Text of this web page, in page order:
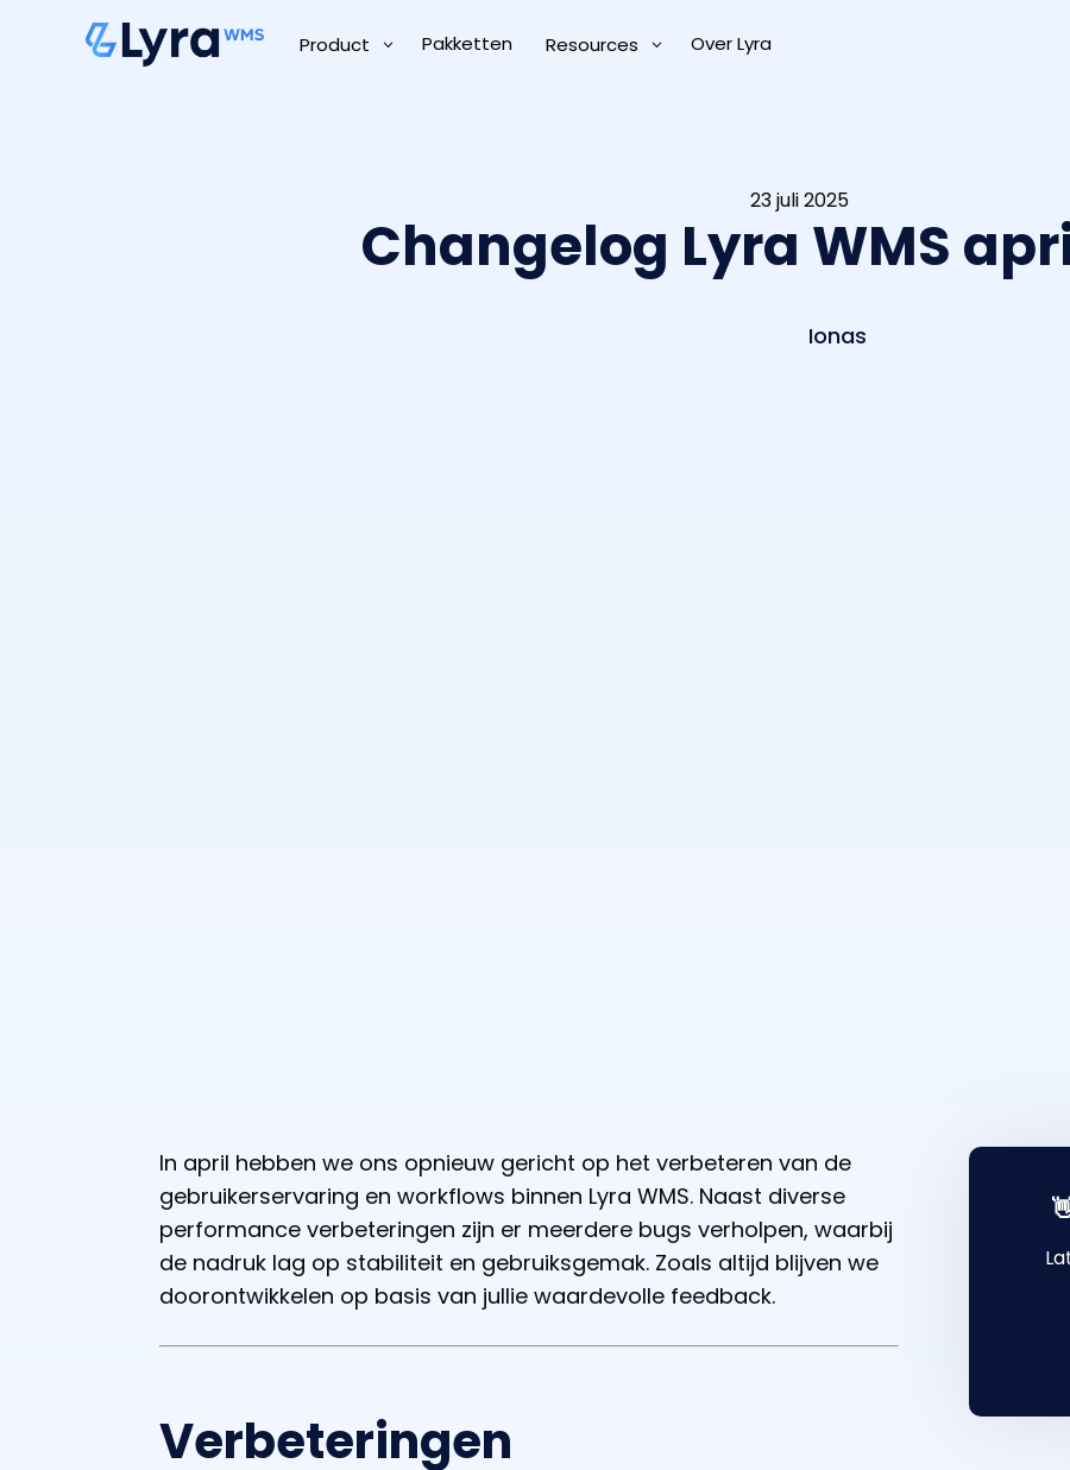
Product Pakketten Resources Over Lyra
23 juli 2025
Changelog Lyra WMS
Ionas
In april hebben we ons opnieuw gericht op het verbeteren van de
gebruikerservaring en workflows binnen Lyra WMS. Naast diverse
performance verbeteringen zijn er meerdere bugs verholpen, waarbij
de nadruk lag op stabiliteit en gebruiksgemak. Zoals altijd blijven we
doorontwikkelen op basis van jullie waardevolle feedback.
Verbeteringen